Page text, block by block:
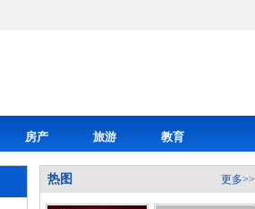
房产 旅游 教育
热图 更多>>